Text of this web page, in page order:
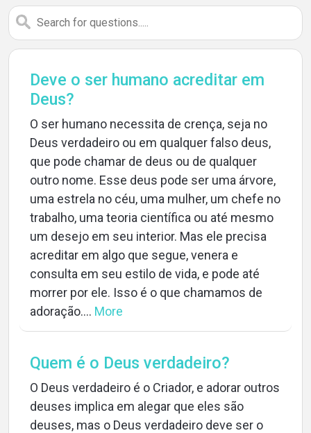
Deve o ser humano acreditar em
Deus?
O ser humano necessita de crença, seja no
Deus verdadeiro ou em qualquer falso deus,
que pode chamar de deus ou de qualquer
outro nome. Esse deus pode ser uma árvore,
uma estrela no céu, uma mulher, um chefe no
trabalho, uma teoria científica ou até mesmo
um desejo em seu interior. Mas ele precisa
acreditar em algo que segue, venera e
consulta em seu estilo de vida, e pode até
morrer por ele. Isso é o que chamamos de
adoração.... More
Quem é o Deus verdadeiro?
O Deus verdadeiro é o Criador, e adorar outros
deuses implica em alegar que eles são
deuses, mas o Deus verdadeiro deve ser o